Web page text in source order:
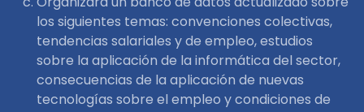
los siguientes temas: convenciones colectivas,
tendencias salariales y de empleo, estudios
sobre la aplicación de la informática del sector,
consecuencias de la aplicación de nuevas
tecnologías sobre el empleo y condiciones de